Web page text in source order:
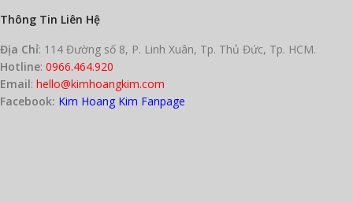
Thông Tin Liên Hệ
Địa Chỉ: 114 Đường số 8, P. Linh Xuân, Tp. Thủ Đức, Tp. HCM.
Hotline: 0966.464.920
Email: hello@kimhoangkim.com
Facebook: Kim Hoang Kim Fanpage